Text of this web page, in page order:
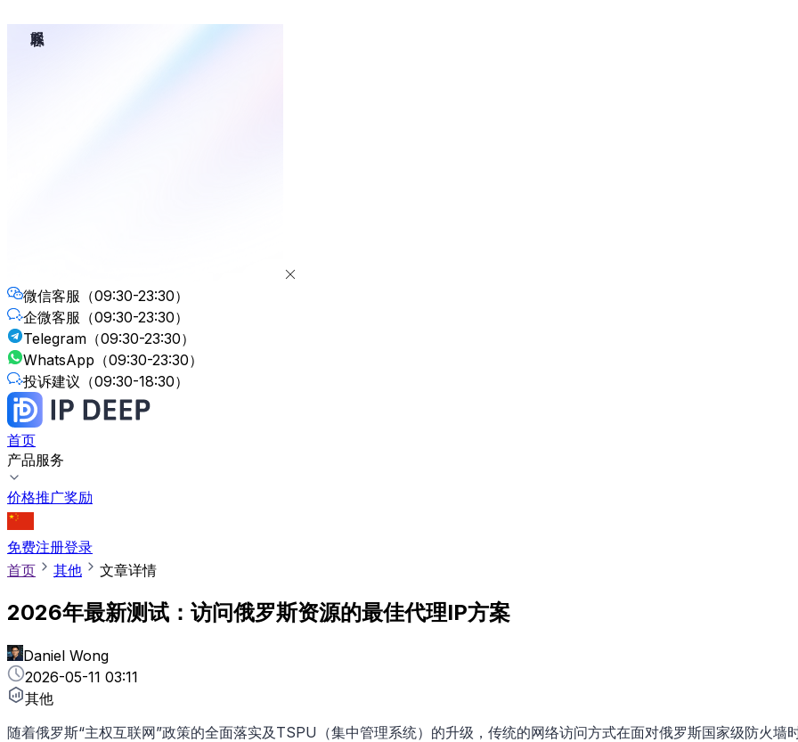
微信客服 （09:30-23:30）
企微客服 （09:30-23:30）
Telegram （09:30-23:30）
WhatsApp （09:30-23:30）
投诉建议 （09:30-18:30）
首页
产品服务
价格推广奖励
免费注册登录
首页
其他 文章详情
2026年最新测试：访问俄罗斯资源的最佳代理IP方案
Daniel Wong
2026-05-11 03:11
其他
随着俄罗斯“主权互联网”政策的全面落实及TSPU（集中管理系统）的升级，传统的网络访问方式在面对俄罗斯国家级防火墙